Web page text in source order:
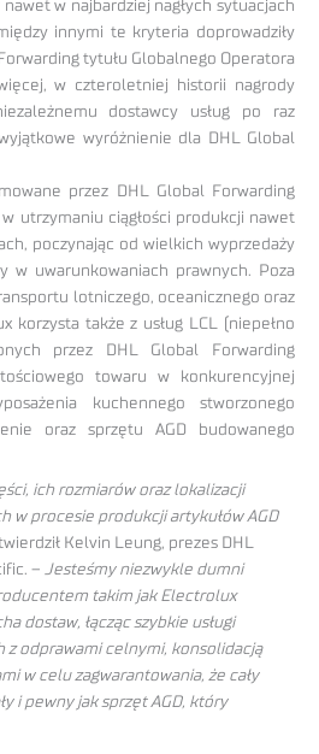
w najbardziej nagłych sytuacjach
innymi te kryteria doprowadziły
tytułu Globalnego Operatora
w czteroletniej historii nagrody
dostawcy usług po raz
wyróżnienie dla DHL Global
przez DHL Global Forwarding
utrzymaniu ciągłości produkcji nawet
poczynając od wielkich wyprzedaży
w uwarunkowaniach prawnych. Poza
lotniczego, oceanicznego oraz
korzysta także z usług LCL (niepełno
przez DHL Global Forwarding
towaru w konkurencyjnej
kuchennego stworzonego
oraz sprzętu AGD budowanego
ich rozmiarów oraz lokalizacji
w procesie produkcji artykułów AGD
Kelvin Leung, prezes DHL
– Jesteśmy niezwykle dumni
takim jak Electrolux
dostaw, łącząc szybkie usługi
z odprawami celnymi, konsolidacją
w celu zagwarantowania, że cały
i pewny jak sprzęt AGD, który